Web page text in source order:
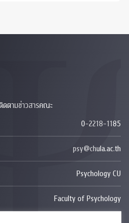
ดตามข่าวสารคณะ
0-2218-1185
psy@chula.ac.th
Psychology CU
Faculty of Psychology